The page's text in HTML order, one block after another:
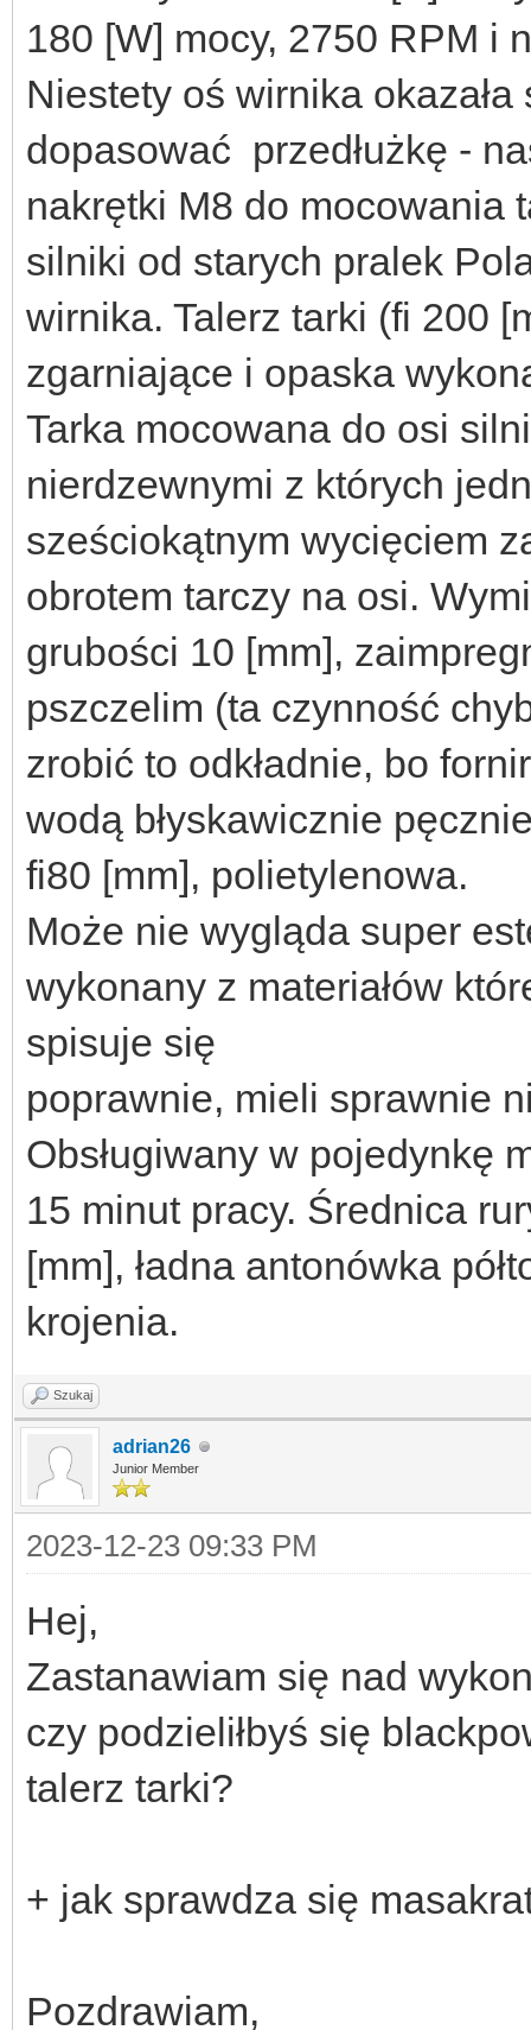
180 [W] mocy, 2750 RPM i
Niestety oś wirnika
dopasować przedłużkę -
nakrętki M8 do mocowania
silniki od starych pralek
wirnika. Talerz tarki (fi 200
zgarniające i opaska
Tarka mocowana do osi
nierdzewnymi z których
sześciokątnym wycięciem
obrotem tarczy na osi.
grubości 10 [mm],
pszczelim (ta czynność
zrobić to odkładnie, bo
wodą błyskawicznie
fi80 [mm], polietylenowa.
Może nie wygląda super
wykonany z materiałów
spisuje się
poprawnie, mieli sprawnie
Obsługiwany w pojedynkę
15 minut pracy. Średnica
[mm], ładna antonówka
krojenia.
Szukaj
adrian26
Junior Member
2023-12-23 09:33 PM
Hej,
Zastanawiam się nad
czy podzieliłbyś się
talerz tarki?
+ jak sprawdza się
Pozdrawiam,